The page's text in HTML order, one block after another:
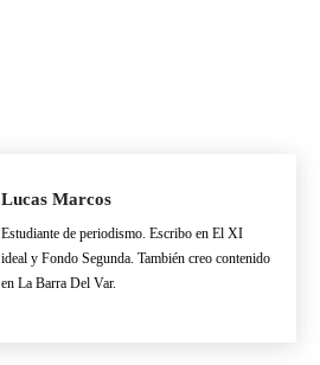
Lucas Marcos
Estudiante de periodismo. Escribo en El XI
ideal y Fondo Segunda. También creo contenido
en La Barra Del Var.